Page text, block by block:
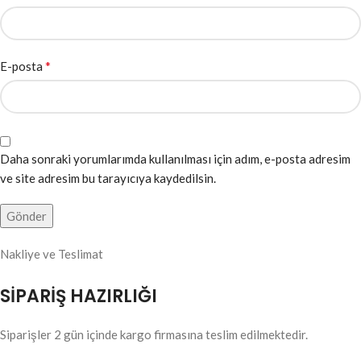
E-posta *
Daha sonraki yorumlarımda kullanılması için adım, e-posta adresim
ve site adresim bu tarayıcıya kaydedilsin.
Nakliye ve Teslimat
SİPARİŞ HAZIRLIĞI
Siparişler 2 gün içinde kargo firmasına teslim edilmektedir.